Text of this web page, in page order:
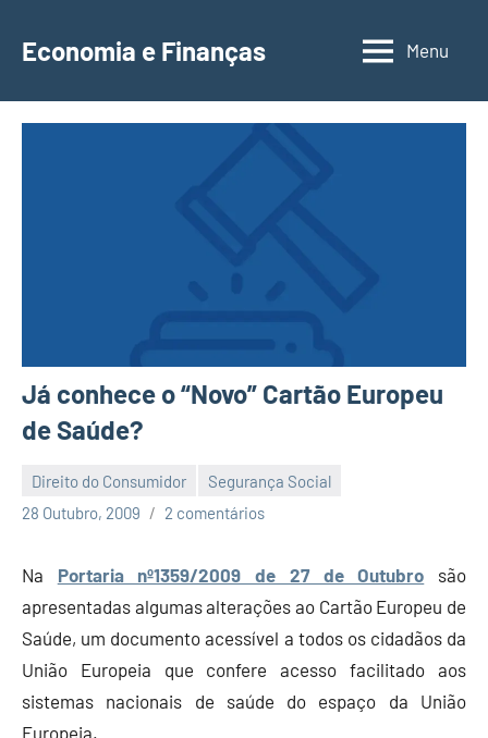
para
conteúdo
Economia e Finanças
Depósitos
Menu
Já conhece o “Novo” Cartão Europeu
de Saúde?
Direito do Consumidor
Segurança Social
28 Outubro, 2009
Economia
Finanças
2 comentários
Na Portaria nº1359/2009 de 27 de Outubro são
apresentadas algumas alterações ao Cartão Europeu de
Saúde, um documento acessível a todos os cidadãos da
União Europeia que confere acesso facilitado aos
sistemas nacionais de saúde do espaço da União
Europeia.